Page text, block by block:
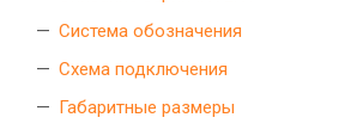
Система обозначения
Схема подключения
Габаритные размеры